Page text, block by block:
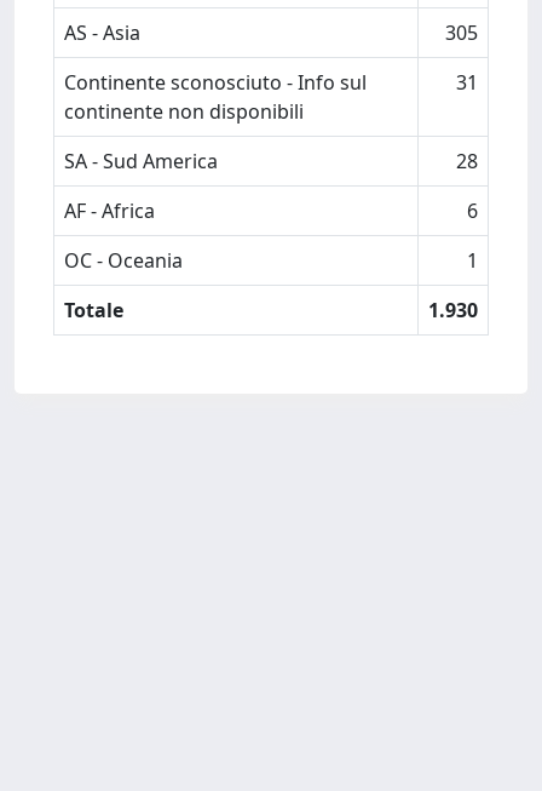
AS - Asia
305
Continente sconosciuto - Info sul
continente non disponibili
31
SA - Sud America
28
AF - Africa
6
OC - Oceania
1
Totale
1.930